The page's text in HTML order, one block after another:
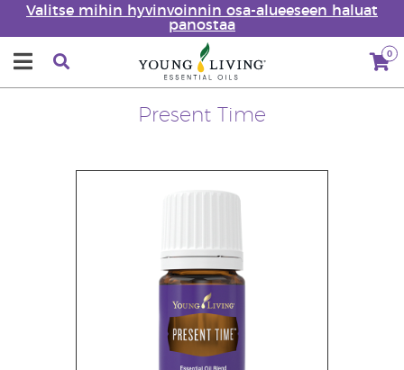
Valitse mihin hyvinvoinnin osa-alueeseen haluat
panostaa
0
Present Time